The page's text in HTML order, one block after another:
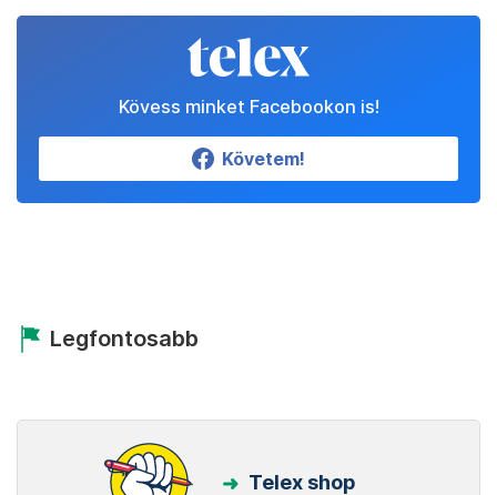
Kövess minket Facebookon is!
Követem!
Legfontosabb
Telex shop